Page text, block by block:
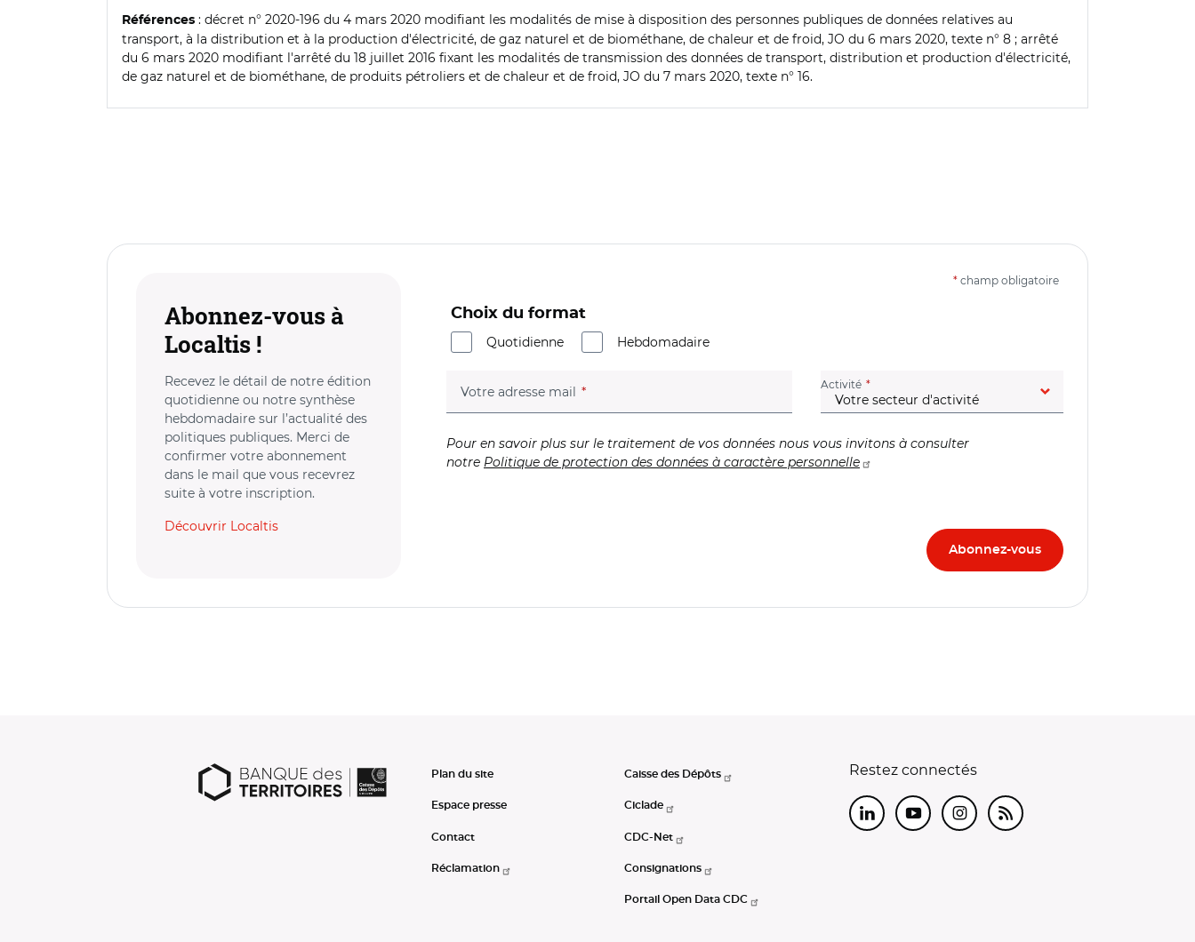
Références : décret n° 2020-196 du 4 mars 2020 modifiant les modalités de mise à disposition des personnes publiques de données relatives au
transport, à la distribution et à la production d'électricité, de gaz naturel et de biométhane, de chaleur et de froid, JO du 6 mars 2020, texte n° 8 ; arrêté
du 6 mars 2020 modifiant l'arrêté du 18 juillet 2016 fixant les modalités de transmission des données de transport, distribution et production d'électricité,
de gaz naturel et de biométhane, de produits pétroliers et de chaleur et de froid, JO du 7 mars 2020, texte n° 16.
Abonnez-vous à
Localtis !
Recevez le détail de notre édition
quotidienne ou notre synthèse
hebdomadaire sur l’actualité des
politiques publiques. Merci de
confirmer votre abonnement
dans le mail que vous recevrez
suite à votre inscription.
Découvrir Localtis
* champ obligatoire
Choix du format
Quotidienne
Hebdomadaire
Votre adresse mail (champ obligatoire) Activité (champ obligatoire)
Pour en savoir plus sur le traitement de vos données nous vous invitons à consulter
notre Politique de protection des données à caractère personnelle
Plan du site
Espace presse
Contact
Réclamation
Caisse des Dépôts
Ciclade
CDC-Net
Consignations
Portail Open Data CDC
Restez connectés
LinkedInYoutubeInstagram
RSS